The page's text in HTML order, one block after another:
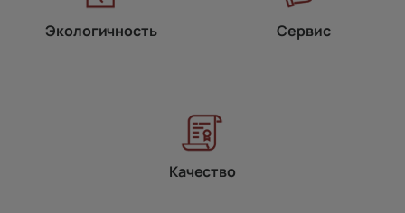
Экологичность Сервис
Качество